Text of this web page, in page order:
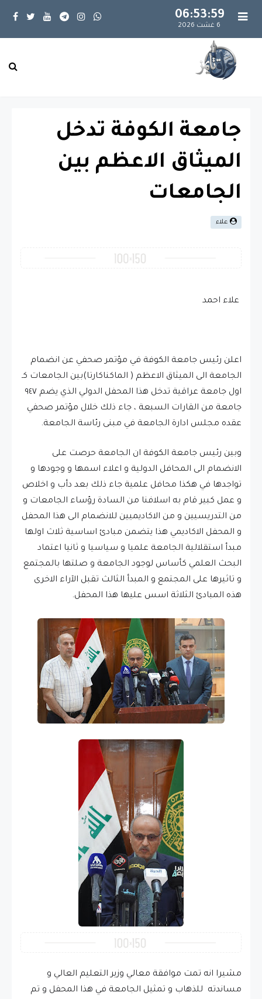
06:53:59
6 غشت 2026
جامعة الكوفة تدخل
الميثاق الاعظم بين
الجامعات
علاء
علاء احمد
اعلن رئيس جامعة الكوفة في مؤتمر صحفي عن انضمام
الجامعة الى الميثاق الاعظم ( الماكناكارتا)بين الجامعات كـ
اول جامعة عراقية تدخل هذا المحفل الدولي الذي يضم ٩٤٧
جامعة من القارات السبعة ، جاء ذلك خلال مؤتمر صحفي
عقده مجلس ادارة الجامعة في مبنى رئاسة الجامعة.
وبين رئيس جامعة الكوفة ان الجامعة حرصت على
الانضمام الى المحافل الدولية و اعلاء اسمها و وجودها و
تواجدها في هكذا محافل علمية جاء ذلك بعد دأب و اخلاص
و عمل كبير قام به اسلافنا من السادة رؤساء الجامعات و
من التدريسيين و من اﻻكاديميين للانضمام الى هذا المحفل
و المحفل اﻻكاديمي هذا يتضمن مبادئ اساسية ثلاث اولها
مبدأ استقلالية الجامعة علميا و سياسيا و ثانيا اعتماد
البحث العلمي كأساس لوجود الجامعة و صلتها بالمجتمع
و تاثيرها على المجتمع و المبدأ الثالث تقبل الآراء اﻻخرى
هذه المبادئ الثلاثة اسس عليها هذا المحفل.
مشيرا انه تمت موافقة معالي وزير التعليم العالي و
مساندته للذهاب و تمثيل الجامعة في هذا المحفل و تم